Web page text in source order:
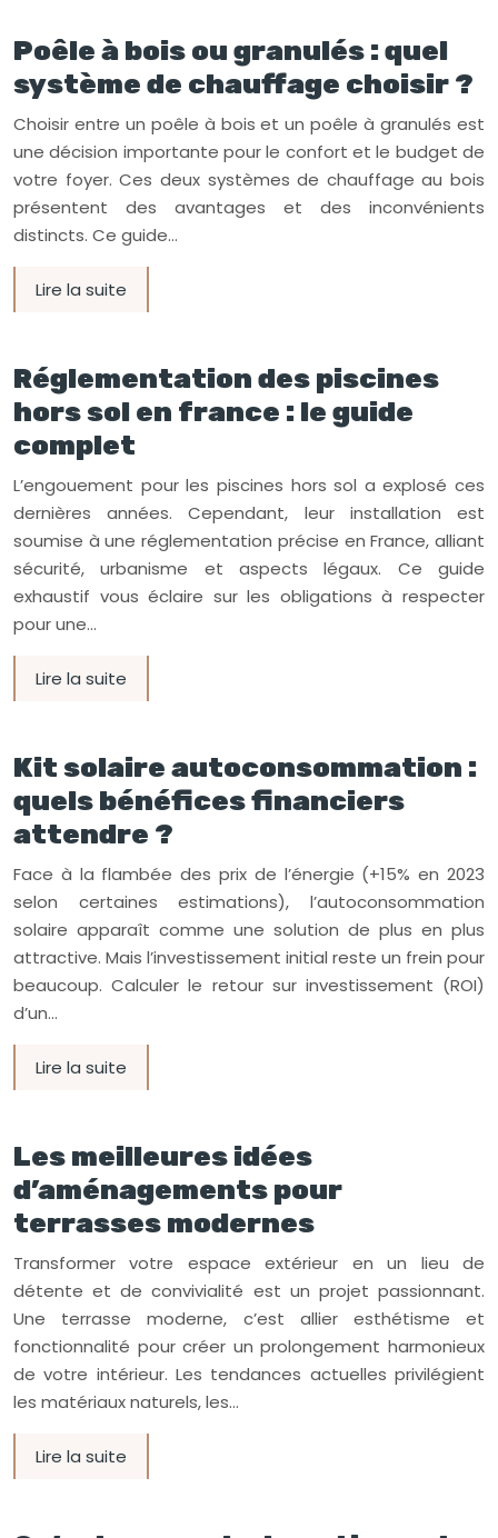
Poêle à bois ou granulés : quel
système de chauffage choisir ?
Choisir entre un poêle à bois et un poêle à granulés est
une décision importante pour le confort et le budget de
votre foyer. Ces deux systèmes de chauffage au bois
présentent des avantages et des inconvénients
distincts. Ce guide…
Lire la suite
Réglementation des piscines
hors sol en france : le guide
complet
L’engouement pour les piscines hors sol a explosé ces
dernières années. Cependant, leur installation est
soumise à une réglementation précise en France, alliant
sécurité, urbanisme et aspects légaux. Ce guide
exhaustif vous éclaire sur les obligations à respecter
pour une…
Lire la suite
Kit solaire autoconsommation :
quels bénéfices financiers
attendre ?
Face à la flambée des prix de l’énergie (+15% en 2023
selon certaines estimations), l’autoconsommation
solaire apparaît comme une solution de plus en plus
attractive. Mais l’investissement initial reste un frein pour
beaucoup. Calculer le retour sur investissement (ROI)
d’un…
Lire la suite
Les meilleures idées
d’aménagements pour
terrasses modernes
Transformer votre espace extérieur en un lieu de
détente et de convivialité est un projet passionnant.
Une terrasse moderne, c’est allier esthétisme et
fonctionnalité pour créer un prolongement harmonieux
de votre intérieur. Les tendances actuelles privilégient
les matériaux naturels, les…
Lire la suite